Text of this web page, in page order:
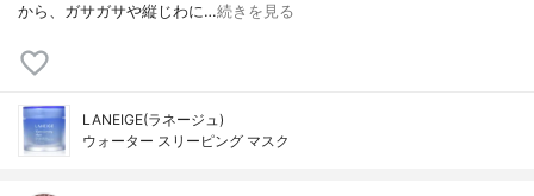
から、ガサガサや縦じわに…続きを見る
LANEIGE(ラネージュ)
ウォーター スリーピング マスク